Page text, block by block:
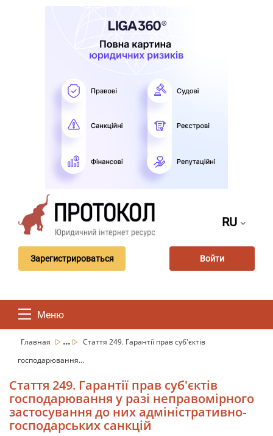
RU
Зарегистрироваться Войти
Меню
Главная ...
Стаття 249. Гарантії прав суб'єктів
господарювання...
Стаття 249. Гарантії прав суб'єктів
господарювання у разі неправомірного
застосування до них адміністративно-
господарських санкцій